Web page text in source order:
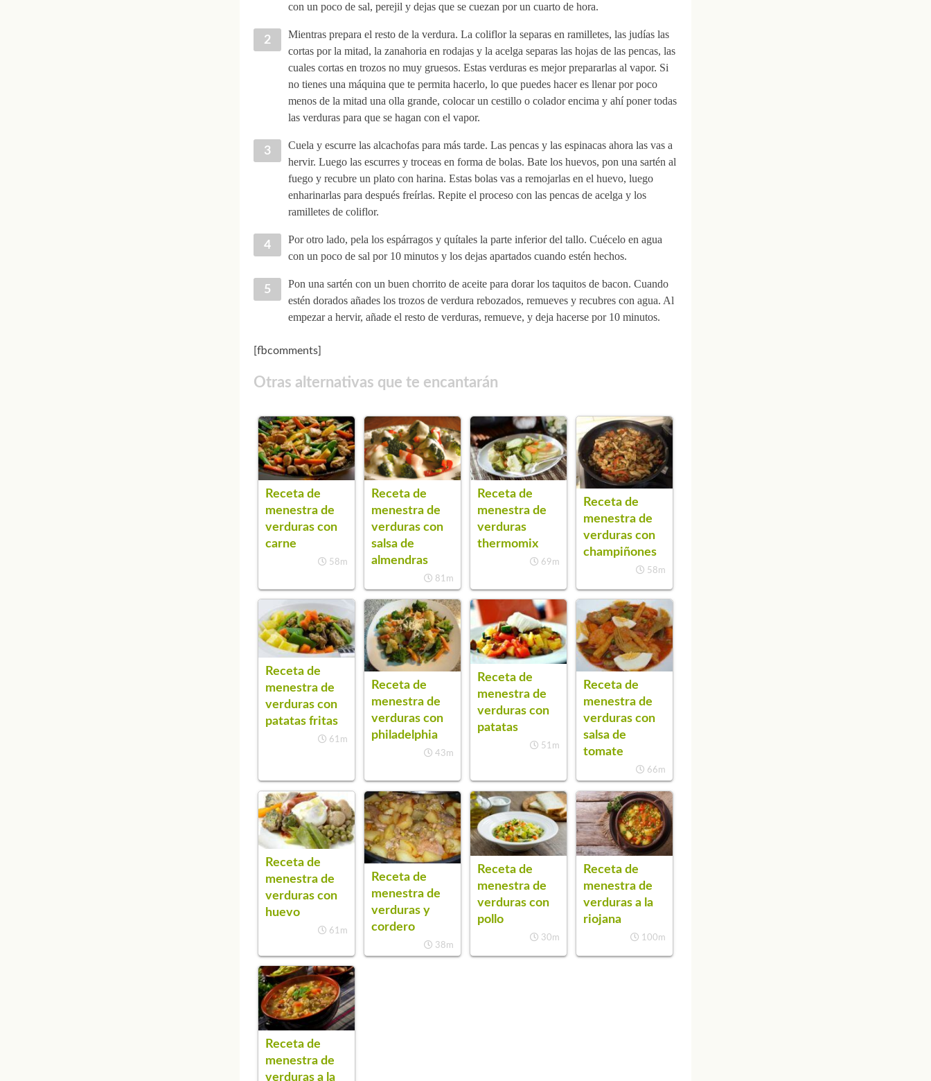
con un poco de sal, perejil y dejas que se cuezan por un cuarto de hora.
Mientras prepara el resto de la verdura. La coliflor la separas en ramilletes, las judías las
cortas por la mitad, la zanahoria en rodajas y la acelga separas las hojas de las pencas, las
cuales cortas en trozos no muy gruesos. Estas verduras es mejor prepararlas al vapor. Si
no tienes una máquina que te permita hacerlo, lo que puedes hacer es llenar por poco
menos de la mitad una olla grande, colocar un cestillo o colador encima y ahí poner todas
las verduras para que se hagan con el vapor.
Cuela y escurre las alcachofas para más tarde. Las pencas y las espinacas ahora las vas a
hervir. Luego las escurres y troceas en forma de bolas. Bate los huevos, pon una sartén al
fuego y recubre un plato con harina. Estas bolas vas a remojarlas en el huevo, luego
enharinarlas para después freírlas. Repite el proceso con las pencas de acelga y los
ramilletes de coliflor.
Por otro lado, pela los espárragos y quítales la parte inferior del tallo. Cuécelo en agua
con un poco de sal por 10 minutos y los dejas apartados cuando estén hechos.
Pon una sartén con un buen chorrito de aceite para dorar los taquitos de bacon. Cuando
estén dorados añades los trozos de verdura rebozados, remueves y recubres con agua. Al
empezar a hervir, añade el resto de verduras, remueve, y deja hacerse por 10 minutos.
[fbcomments]
Otras alternativas que te encantarán
Receta de
menestra de
verduras con
carne
58m
Receta de
menestra de
verduras con
salsa de
almendras
81m
Receta de
menestra de
verduras
thermomix
69m
Receta de
menestra de
verduras con
champiñones
58m
Receta de
menestra de
verduras con
patatas fritas
61m
Receta de
menestra de
verduras con
philadelphia
43m
Receta de
menestra de
verduras con
patatas
51m
Receta de
menestra de
verduras con
salsa de
tomate
66m
Receta de
menestra de
verduras con
huevo
61m
Receta de
menestra de
verduras y
cordero
38m
Receta de
menestra de
verduras con
pollo
30m
Receta de
menestra de
verduras a la
riojana
100m
Receta de
menestra de
verduras a la